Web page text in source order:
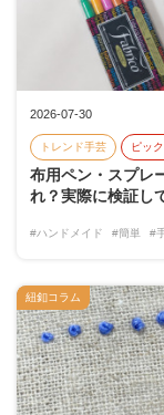
2026-07-30
トレンド手芸 ピッ
布用ペン・スプレ
れ？実際に検証し
#ハンドメイド #簡単 #
紐釦コラム